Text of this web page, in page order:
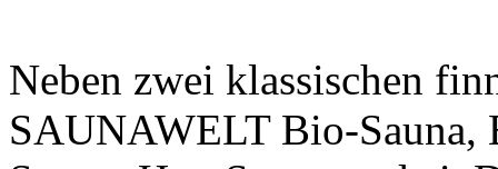
Neben zwei klassischen
SAUNAWELT Bio-Sauna,